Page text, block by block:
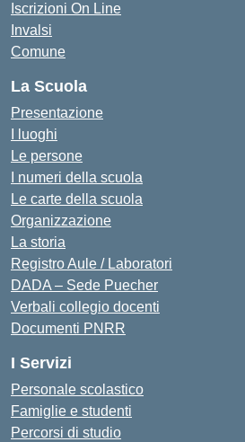
Iscrizioni On Line
Invalsi
Comune
La Scuola
Presentazione
I luoghi
Le persone
I numeri della scuola
Le carte della scuola
Organizzazione
La storia
Registro Aule / Laboratori
DADA – Sede Puecher
Verbali collegio docenti
Documenti PNRR
I Servizi
Personale scolastico
Famiglie e studenti
Percorsi di studio